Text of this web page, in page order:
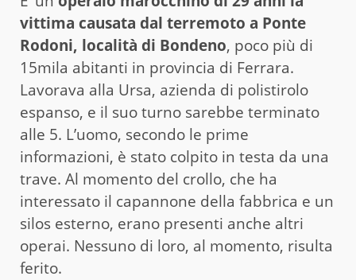
vittima causata dal terremoto a Ponte
Rodoni, località di Bondeno, poco più di
15mila abitanti in provincia di Ferrara.
Lavorava alla Ursa, azienda di polistirolo
espanso, e il suo turno sarebbe terminato
alle 5. L’uomo, secondo le prime
informazioni, è stato colpito in testa da una
trave. Al momento del crollo, che ha
interessato il capannone della fabbrica e un
silos esterno, erano presenti anche altri
operai. Nessuno di loro, al momento, risulta
ferito.